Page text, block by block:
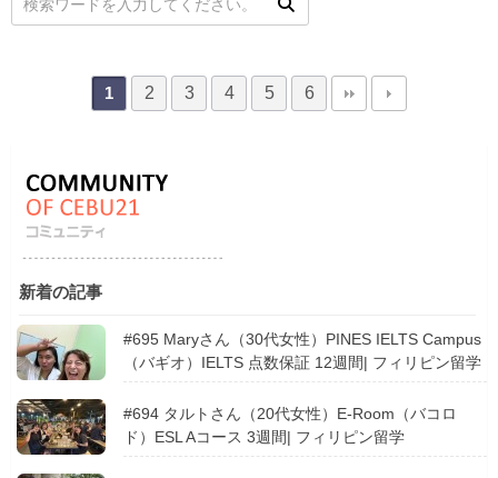
1 2 3 4 5 6
新着の記事
#695 Maryさん（30代女性）PINES IELTS Campus
（バギオ）IELTS 点数保証 12週間| フィリピン留学
#694 タルトさん（20代女性）E-Room（バコロ
ド）ESL Aコース 3週間| フィリピン留学